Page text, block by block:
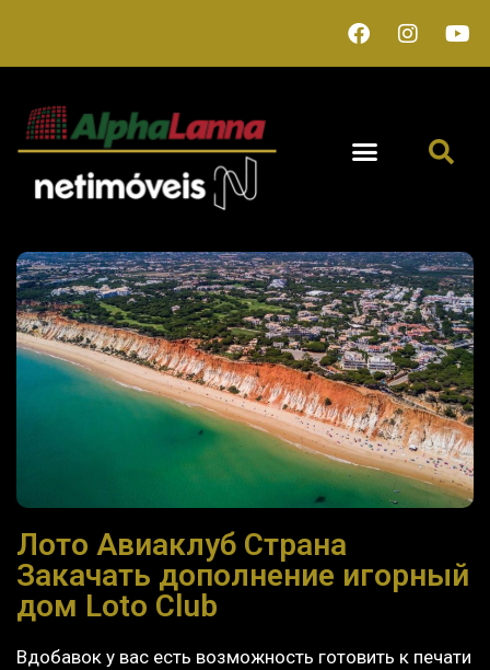
Лото Авиаклуб Страна
Закачать дополнение игорный
дом Loto Club
Вдобавок у вас есть возможность готовить к печати